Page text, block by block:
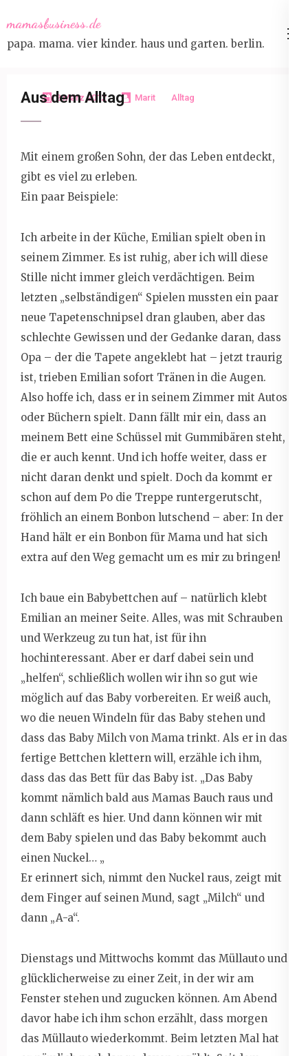
to
content
Enter)
mamasbusiness.de
papa. mama. vier kinder. haus und garten. berlin.
2 März 2012 Marit Alltag
Aus dem Alltag
Mit einem großen Sohn, der das Leben entdeckt,
gibt es viel zu erleben.
Ein paar Beispiele:
Ich arbeite in der Küche, Emilian spielt oben in
seinem Zimmer. Es ist ruhig, aber ich will diese
Stille nicht immer gleich verdächtigen. Beim
letzten „selbständigen“ Spielen mussten ein paar
neue Tapetenschnipsel dran glauben, aber das
schlechte Gewissen und der Gedanke daran, dass
Opa – der die Tapete angeklebt hat – jetzt traurig
ist, trieben Emilian sofort Tränen in die Augen.
Also hoffe ich, dass er in seinem Zimmer mit Autos
oder Büchern spielt. Dann fällt mir ein, dass an
meinem Bett eine Schüssel mit Gummibären steht,
die er auch kennt. Und ich hoffe weiter, dass er
nicht daran denkt und spielt. Doch da kommt er
schon auf dem Po die Treppe runtergerutscht,
fröhlich an einem Bonbon lutschend – aber: In der
Hand hält er ein Bonbon für Mama und hat sich
extra auf den Weg gemacht um es mir zu bringen!
Ich baue ein Babybettchen auf – natürlich klebt
Emilian an meiner Seite. Alles, was mit Schrauben
und Werkzeug zu tun hat, ist für ihn
hochinteressant. Aber er darf dabei sein und
„helfen“, schließlich wollen wir ihn so gut wie
möglich auf das Baby vorbereiten. Er weiß auch,
wo die neuen Windeln für das Baby stehen und
dass das Baby Milch von Mama trinkt. Als er in das
fertige Bettchen klettern will, erzähle ich ihm,
dass das das Bett für das Baby ist. „Das Baby
kommt nämlich bald aus Mamas Bauch raus und
dann schläft es hier. Und dann können wir mit
dem Baby spielen und das Baby bekommt auch
einen Nuckel… „
Er erinnert sich, nimmt den Nuckel raus, zeigt mit
dem Finger auf seinen Mund, sagt „Milch“ und
dann „A-a“.
Dienstags und Mittwochs kommt das Müllauto und
glücklicherweise zu einer Zeit, in der wir am
Fenster stehen und zugucken können. Am Abend
davor habe ich ihm schon erzählt, dass morgen
das Müllauto wiederkommt. Beim letzten Mal hat